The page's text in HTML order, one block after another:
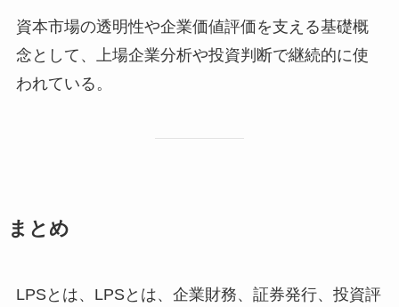
資本市場の透明性や企業価値評価を支える基礎概
念として、上場企業分析や投資判断で継続的に使
われている。
まとめ
LPSとは、LPSとは、企業財務、証券発行、投資評